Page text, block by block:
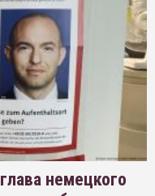
немецкого